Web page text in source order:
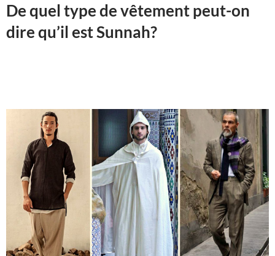
De quel type de vêtement peut-on
dire qu’il estSunnah?